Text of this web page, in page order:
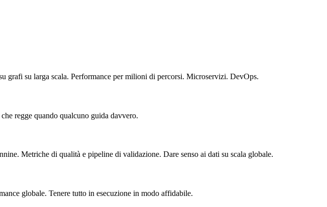
su larga scala. Performance per milioni di percorsi. Microservizi. DevOps.
regge quando qualcuno guida davvero.
Metriche di qualità e pipeline di validazione. Dare senso ai dati su scala globale.
globale. Tenere tutto in esecuzione in modo affidabile.